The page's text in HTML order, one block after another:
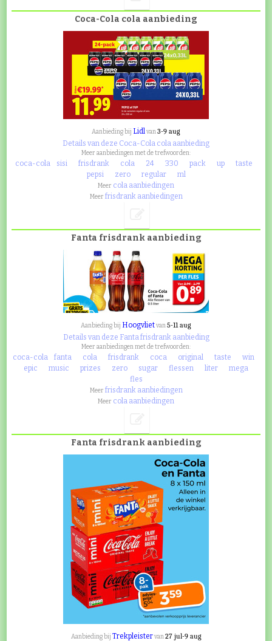
Coca-Cola cola aanbieding
Aanbieding bij Lidlvan3-9 aug
Details van deze Coca-Cola cola aanbieding
Meer aanbiedingen met de trefwoorden:
coca-cola sisi frisdrank cola 24 330 pack up
taste
pepsi
zero regular ml
Meer cola aanbiedingen
Meer frisdrank aanbiedingen
Fanta frisdrank aanbieding
Aanbieding bij Hoogvlietvan5-11 aug
Details van deze Fanta frisdrank aanbieding
Meer aanbiedingen met de trefwoorden:
coca-cola fanta cola frisdrank coca original taste
win
epic
music prizes zero sugar flessen liter
mega
fles
Meer frisdrank aanbiedingen
Meer cola aanbiedingen
Fanta frisdrank aanbieding
Aanbieding bij Trekpleistervan27 jul-9 aug